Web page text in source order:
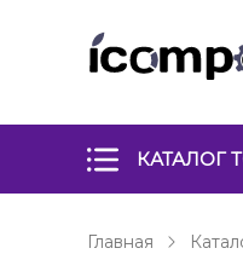
КАТАЛОГ
Главная